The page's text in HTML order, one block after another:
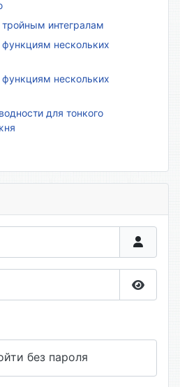
интегралам
нескольких
нескольких
для тонкого
без пароля